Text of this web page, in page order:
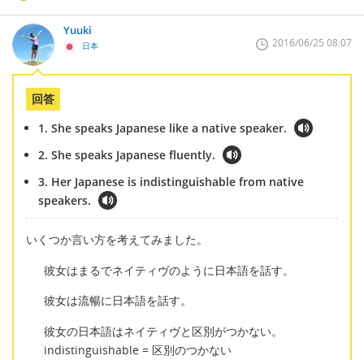
Yuuki
日本 2016/06/25 08:07
回答
1. She speaks Japanese like a native speaker.
2. She speaks Japanese fluently.
3. Her Japanese is indistinguishable from native
speakers.
いくつか言い方を考えてみました。
彼女はまるでネイティヴのように日本語を話す。
彼女は流暢に日本語を話す。
彼女の日本語はネイティヴと区別がつかない。
indistinguishable = 区別のつかない